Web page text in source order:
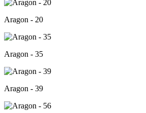
Aragon - 20
Aragon - 35
Aragon - 39